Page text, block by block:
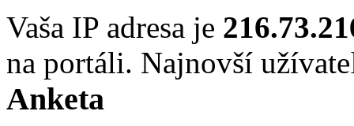
Vaša IP adresa je
na portáli. Najnovší
Anketa